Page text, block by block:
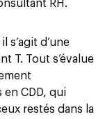
RH.
s’agit d’une
T. Tout s’évalue
CDD, qui
restés dans la